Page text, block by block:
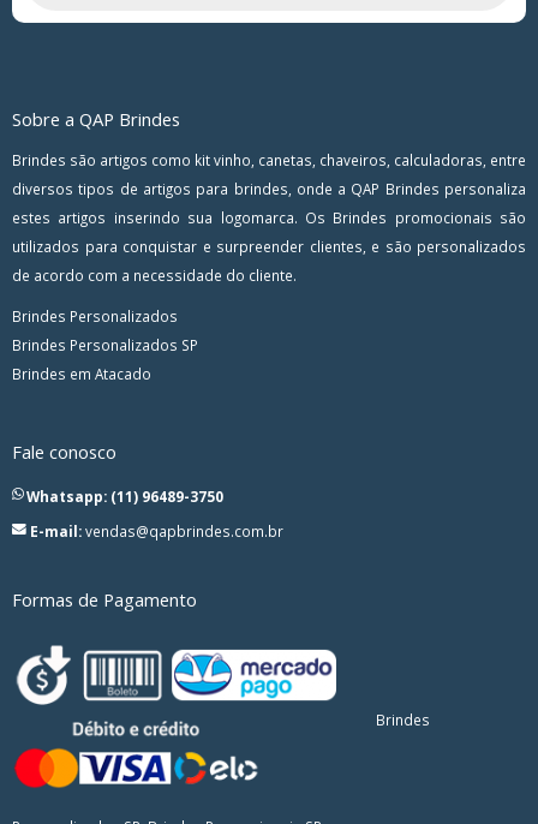
Sobre a QAP Brindes
Brindes são artigos como kit vinho, canetas, chaveiros, calculadoras, entre
diversos tipos de artigos para brindes, onde a QAP Brindes personaliza
estes artigos inserindo sua logomarca. Os Brindes promocionais são
utilizados para conquistar e surpreender clientes, e são personalizados
de acordo com a necessidade do cliente.
Brindes Personalizados
Brindes Personalizados SP
Brindes em Atacado
Fale conosco
Whatsapp: (11) 96489-3750
E-mail:vendas@qapbrindes.com.br
Formas de Pagamento
Brindes